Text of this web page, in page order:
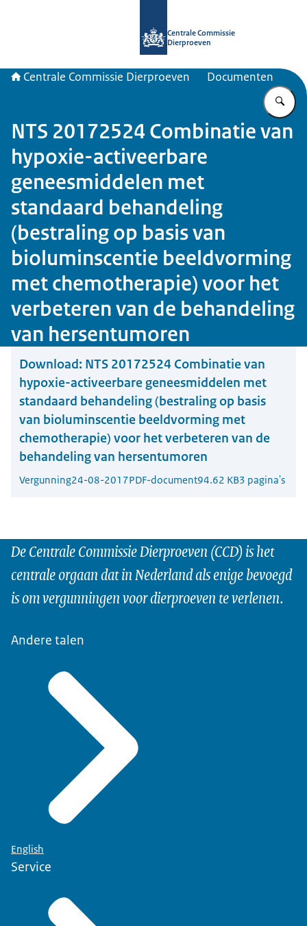
Centrale Commissie
Dierproeven
Centrale Commissie Dierproeven Documenten
NTS 20172524 Combinatie van
hypoxie-activeerbare
geneesmiddelen met
standaard behandeling
(bestraling op basis van
bioluminscentie beeldvorming
met chemotherapie) voor het
verbeteren van de behandeling
van hersentumoren
Download: NTS 20172524 Combinatie van
hypoxie-activeerbare geneesmiddelen met
standaard behandeling (bestraling op basis
van bioluminscentie beeldvorming met
chemotherapie) voor het verbeteren van de
behandeling van hersentumoren
Vergunning24-08-2017PDF-document94.62 KB3 pagina's
De Centrale Commissie Dierproeven (CCD) is het
centrale orgaan dat in Nederland als enige bevoegd
is om vergunningen voor dierproeven te verlenen.
Andere talen
English
Service